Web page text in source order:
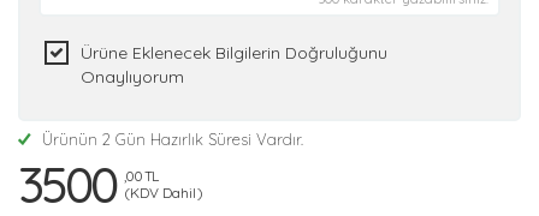
Ürüne Eklenecek Bilgilerin Doğruluğunu
Onaylıyorum
Ürünün 2 Gün Hazırlık Süresi Vardır.
3500 ,00 TL
(KDV Dahil)